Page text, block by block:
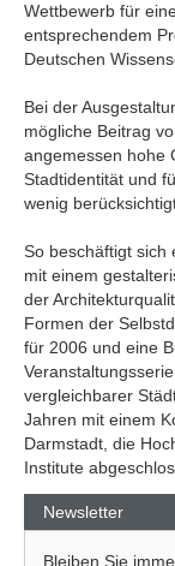
Wettbewerb für
entsprechendem
Deutschen
Bei der
mögliche Beitrag
angemessen hohe
Stadtidentität und
wenig
So beschäftigt sich
mit einem
der
Formen der
für 2006 und eine
vergleichbarer
Jahren mit einem
Darmstadt, die
Institute
Newsletter
Bleiben Sie